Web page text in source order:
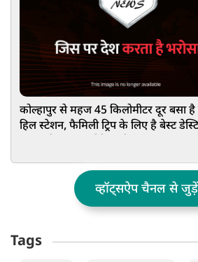
कोल्हापुर से महज 45 किलोमीटर दूर बसा
हिल स्टेशन, फैमिली ट्रिप के लिए है बेस्ट
व्हॉट्सऐप चैनल से जुड़ें
Tags